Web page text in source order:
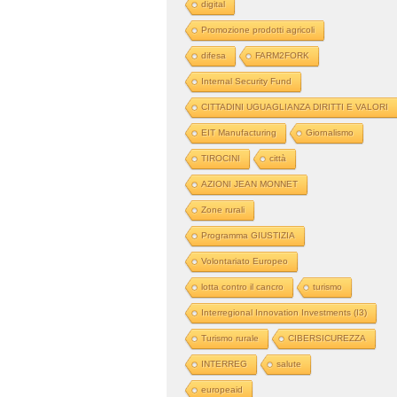
digital
Promozione prodotti agricoli
difesa FARM2FORK
Internal Security Fund
CITTADINI UGUAGLIANZA DIRITTI E VALORI
EIT Manufacturing Giornalismo
TIROCINI città
AZIONI JEAN MONNET
Zone rurali
Programma GIUSTIZIA
Volontariato Europeo
lotta contro il cancro turismo
Interregional Innovation Investments (I3)
Turismo rurale CIBERSICUREZZA
INTERREG salute
europeaid